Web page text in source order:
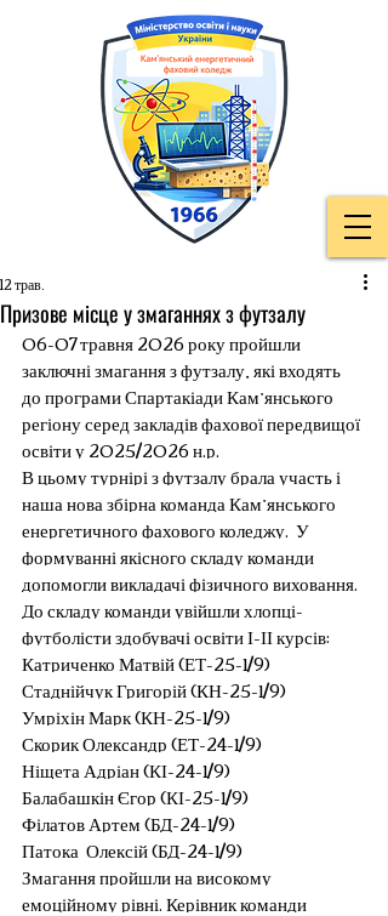
Призове місце у змаганнях з футзалу
12 трав.
06-07 травня 2026 року пройшли
заключні змагання з футзалу, які входять
до програми Спартакіади Кам’янського
регіону серед закладів фахової передвищої
освіти у 2025/2026 н.р.
В цьому турнірі з футзалу брала участь і
наша нова збірна команда Кам’янського
енергетичного фахового коледжу.  У
формуванні якісного складу команди
допомогли викладачі фізичного виховання.
До складу команди увійшли хлопці-
футболісти здобувачі освіти І-ІІ курсів:
Катриченко Матвій (ЕТ-25-1/9)
Стаднійчук Григорій (КН-25-1/9)
Умріхін Марк (КН-25-1/9)
Скорик Олександр (ЕТ-24-1/9)
Ніщета Адріан (КІ-24-1/9)
Балабашкін Єгор (КІ-25-1/9)
Філатов Артем (БД-24-1/9)
Патока  Олексій (БД-24-1/9)
Змагання пройшли на високому
емоційному рівні. Керівник команди